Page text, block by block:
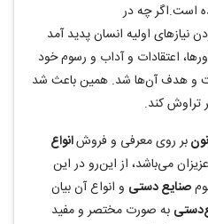
است.اگر چهدر
نيازهای اوليه انسان پديد آمد
اعتقادات و آداب و رسوم خود
و هدف آن‌ها شد. همين باعث شد
تراوش کند.
بر روی معرفی و فروشانواع
می‌باشد، از این‌رو در این
صنایع دستی و انواع آن بیان
به صورت مختصر و مفید